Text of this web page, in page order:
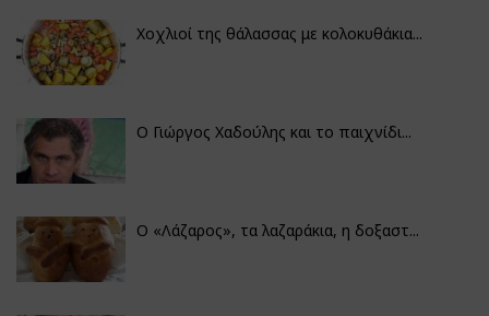
Χοχλιοί της θάλασσας με κολοκυθάκια...
Ο Γιώργος Χαδούλης και το παιχνίδι...
Ο «Λάζαρος», τα λαζαράκια, η δοξαστ...